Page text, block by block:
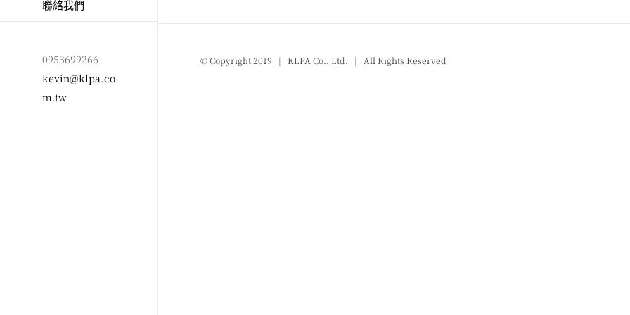
聯絡我們
0953699266
kevin@klpa.co
m.tw
© Copyright 2019 | KLPA Co., Ltd. | All Rights Reserved